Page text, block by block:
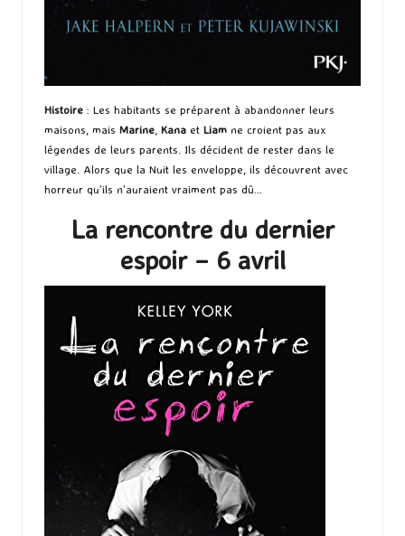
Histoire : Les habitants se préparent à abandonner leurs
maisons, mais Marine Kana et Liam ne croient pas aux
légendes de leurs parents. Ils décident de rester dans le
village. Alors que la Nuit les enveloppe, ils découvrent avec
horreur qu’ils n’auraient vraiment pas dû…
La rencontre du dernier
espoir – 6 avril